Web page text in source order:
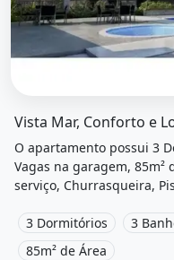
Vista Mar, Conforto e
O apartamento possui 3
Vagas na garagem, 85m²
serviço, Churrasqueira,
Avenida Gustavo Paiva,
Condomínio por R$750 /
3 Dormitórios 3
85m² de Área